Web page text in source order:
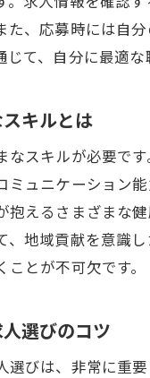
職場選びでの
求人情報から
長後駅周辺で
地域の医療ニ
求人情報から
長後駅周辺の
労働条件をし
将来性のある職
地域医療に貢献す
、応募時には自
て、自分に最適
キルとは
スキルが必要で
ュニケーション
えるさまざまな
地域貢献を意識
とが不可欠です。
選びのコツ
びは、非常に重